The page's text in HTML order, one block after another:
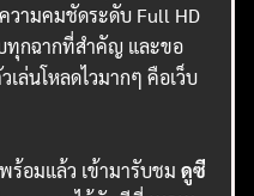
วามคมชัดระดับ Full HD
ทุกฉากที่สำคัญ และขอ
ล่นโหลดไวมากๆ คือเว็บ
ร้อมแล้ว เข้ามารับชมดูซี